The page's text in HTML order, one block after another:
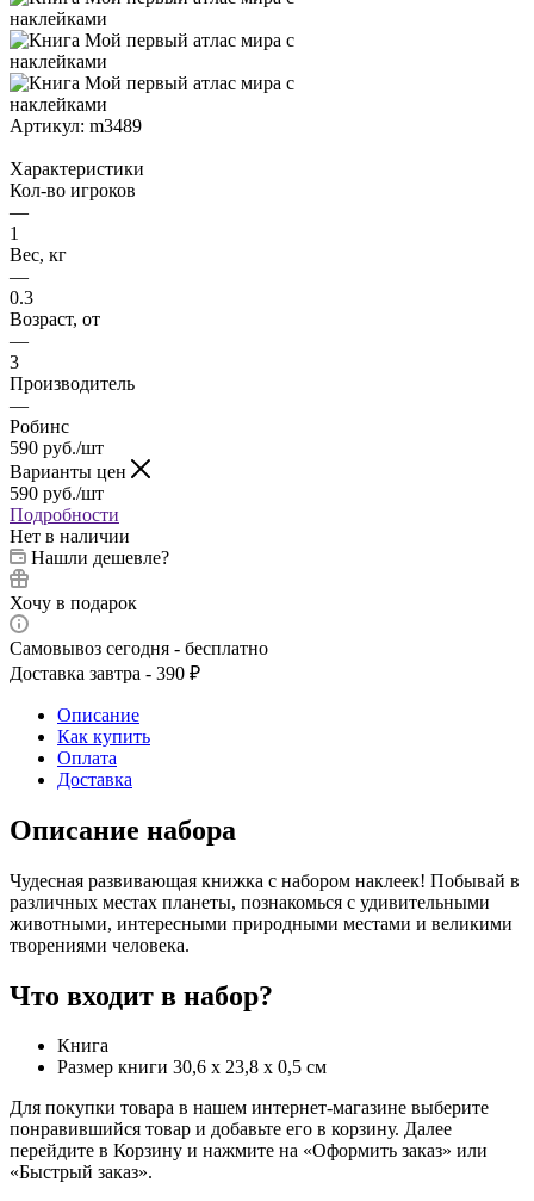
Артикул: m3489
Характеристики
Кол-во игроков
—
1
Вес, кг
—
0.3
Возраст, от
—
3
Производитель
—
Робинс
590 руб./шт
Варианты цен
590 руб./шт
Подробности
Нет в наличии
Нашли дешевле?
Хочу в подарок
Самовывоз сегодня - бесплатно
Доставка завтра - 390 ₽
Описание
Как купить
Оплата
Доставка
Описание набора
Чудесная развивающая книжка с набором наклеек! Побывай в
различных местах планеты, познакомься с удивительными
животными, интересными природными местами и великими
творениями человека.
Что входит в набор?
Книга
Размер книги 30,6 x 23,8 x 0,5 см
Для покупки товара в нашем интернет-магазине выберите
понравившийся товар и добавьте его в корзину. Далее
перейдите в Корзину и нажмите на «Оформить заказ» или
«Быстрый заказ».